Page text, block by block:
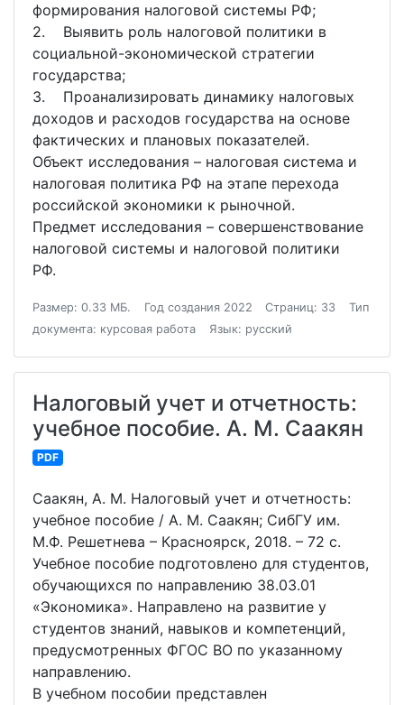
формирования налоговой системы РФ;
2. Выявить роль налоговой политики в
социальной-экономической стратегии
государства;
3. Проанализировать динамику налоговых
доходов и расходов государства на основе
фактических и плановых показателей.
Объект исследования – налоговая система и
налоговая политика РФ на этапе перехода
российской экономики к рыночной.
Предмет исследования – совершенствование
налоговой системы и налоговой политики
РФ.
Размер: 0.33 МБ. Год создания 2022 Страниц: 33
Тип
документа: курсовая работа
Язык: русский
Налоговый учет и отчетность:
учебное пособие. А. М. Саакян
PDF
Саакян, А. М. Налоговый учет и отчетность:
учебное пособие / А. М. Саакян; СибГУ им.
М.Ф. Решетнева – Красноярск, 2018. – 72 с.
Учебное пособие подготовлено для студентов,
обучающихся по направлению 38.03.01
«Экономика». Направлено на развитие у
студентов знаний, навыков и компетенций,
предусмотренных ФГОС ВО по указанному
направлению.
В учебном пособии представлен